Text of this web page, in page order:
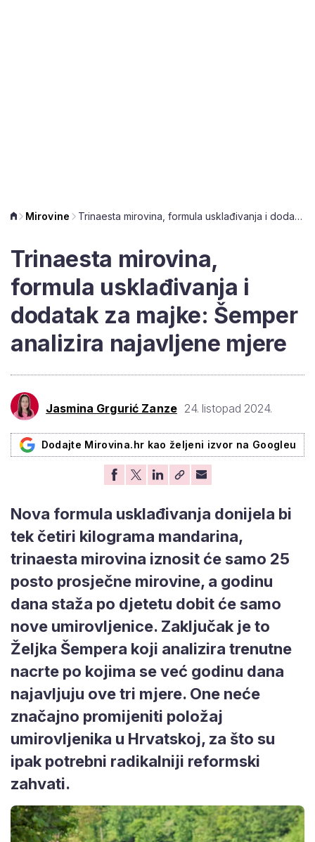
Mirovine Trinaesta mirovina, formula usklađivanja i dodatak za majke: Šemper analizira najavljene mjere
Trinaesta mirovina,
formula usklađivanja i
dodatak za majke: Šemper
analizira najavljene mjere
Jasmina Grgurić Zanze 24. listopad 2024.
Dodajte Mirovina.hr kao željeni izvor na Googleu
Nova formula usklađivanja donijela bi
tek četiri kilograma mandarina,
trinaesta mirovina iznosit će samo 25
posto prosječne mirovine, a godinu
dana staža po djetetu dobit će samo
nove umirovljenice. Zaključak je to
Željka Šempera koji analizira trenutne
nacrte po kojima se već godinu dana
najavljuju ove tri mjere. One neće
značajno promijeniti položaj
umirovljenika u Hrvatskoj, za što su
ipak potrebni radikalniji reformski
zahvati.